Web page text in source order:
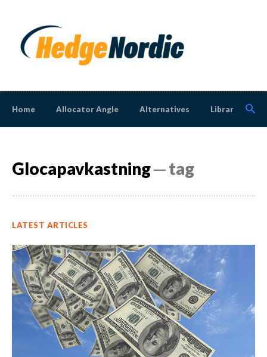
Home Allocator Angle Alternatives Library
Glocapavkastning─ tag
LATEST ARTICLES